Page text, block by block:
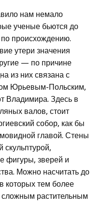
нам немало
ученые бьются до
по происхождению.
утери значения
— по причине
из них связана с
Юрьевым-Польским,
Владимира. Здесь в
валов, стоит
собор, как бы
главой. Стены
скульптурой,
фигуры, зверей и
Можно насчитать до
которых тем более
сложным растительным